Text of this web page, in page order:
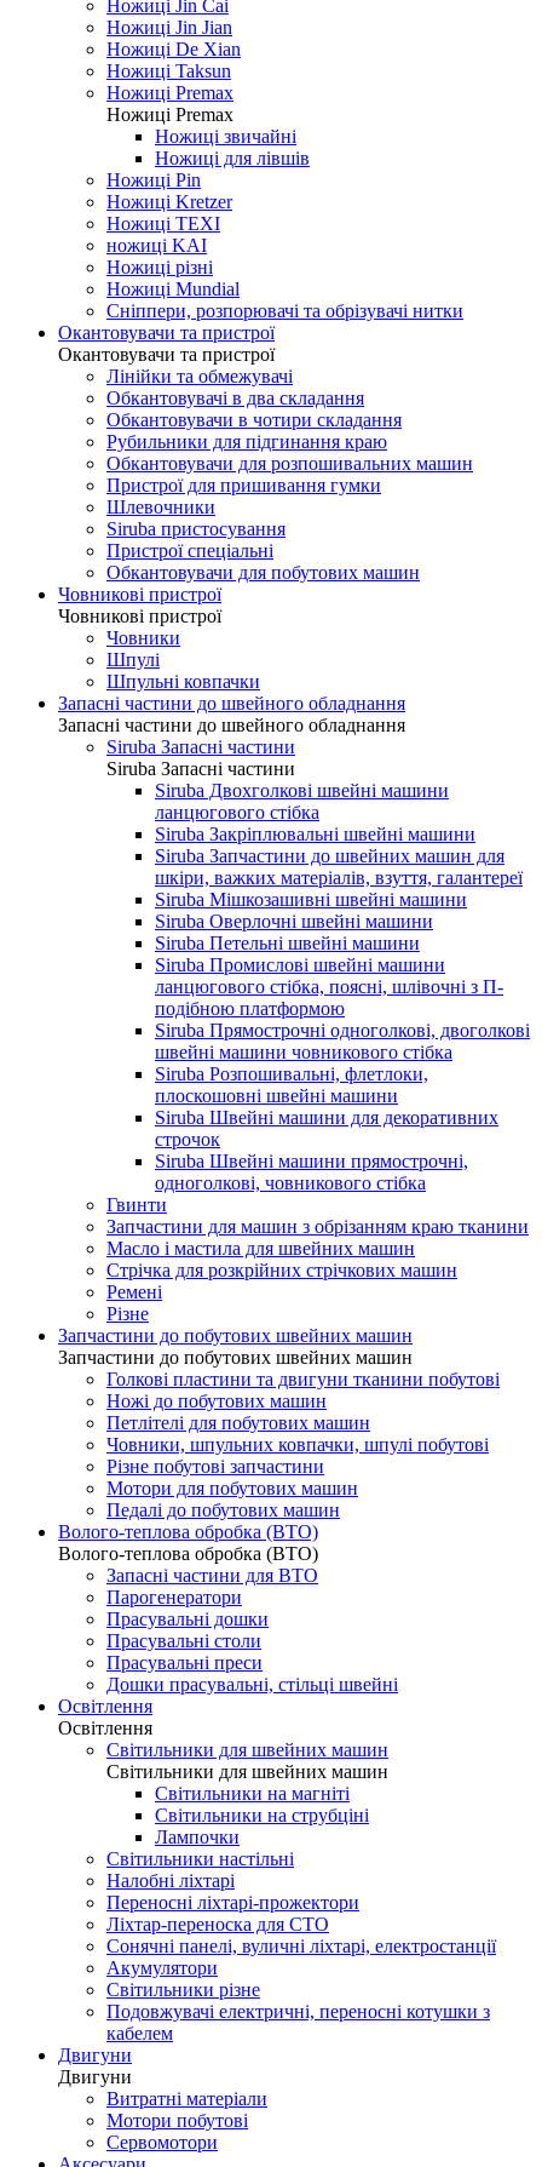
Ножиці Jin Cai
Ножиці Jin Jian
Ножиці De Xian
Ножиці Taksun
Ножиці Premax
Ножиці Premax
Ножиці звичайні
Ножиці для лівшів
Ножиці Pin
Ножиці Kretzer
Ножиці TEXI
ножиці KAI
Ножиці різні
Ножиці Mundial
Сніппери, розпорювачі та обрізувачі нитки
Окантовувачи та пристрої
Окантовувачи та пристрої
Лінійки та обмежувачі
Обкантовувачі в два складання
Обкантовувачи в чотири складання
Рубильники для підгинання краю
Обкантовувачи для розпошивальних машин
Пристрої для пришивання гумки
Шлевочники
Siruba пристосування
Пристрої спеціальні
Обкантовувачи для побутових машин
Човникові пристрої
Човникові пристрої
Човники
Шпулі
Шпульні ковпачки
Запасні частини до швейного обладнання
Запасні частини до швейного обладнання
Siruba Запасні частини
Siruba Запасні частини
Siruba Двохголкові швейні машини
ланцюгового стібка
Siruba Закріплювальні швейні машини
Siruba Запчастини до швейних машин для
шкіри, важких матеріалів, взуття, галантереї
Siruba Мішкозашивні швейні машини
Siruba Оверлочні швейні машини
Siruba Петельні швейні машини
Siruba Промислові швейні машини
ланцюгового стібка, поясні, шлівочні з П-
подібною платформою
Siruba Прямострочні одноголкові, двоголкові
швейні машини човникового стібка
Siruba Розпошивальні, флетлоки,
плоскошовні швейні машини
Siruba Швейні машини для декоративних
строчок
Siruba Швейні машини прямострочні,
одноголкові, човникового стібка
Гвинти
Запчастини для машин з обрізанням краю тканини
Масло і мастила для швейних машин
Стрічка для розкрійних стрічкових машин
Ремені
Різне
Запчастини до побутових швейних машин
Запчастини до побутових швейних машин
Голкові пластини та двигуни тканини побутові
Ножі до побутових машин
Петлітелі для побутових машин
Човники, шпульних ковпачки, шпулі побутові
Різне побутові запчастини
Мотори для побутових машин
Педалі до побутових машин
Волого-теплова обробка (ВТО)
Волого-теплова обробка (ВТО)
Запасні частини для ВТО
Парогенератори
Прасувальні дошки
Прасувальні столи
Прасувальні преси
Дошки прасувальні, стільці швейні
Освітлення
Освітлення
Світильники для швейних машин
Світильники для швейних машин
Світильники на магніті
Світильники на струбціні
Лампочки
Світильники настільні
Налобні ліхтарі
Переносні ліхтарі-прожектори
Ліхтар-переноска для СТО
Сонячні панелі, вуличні ліхтарі, електростанції
Акумулятори
Світильники різне
Подовжувачі електричні, переносні котушки з
кабелем
Двигуни
Двигуни
Витратні матеріали
Мотори побутові
Сервомотори